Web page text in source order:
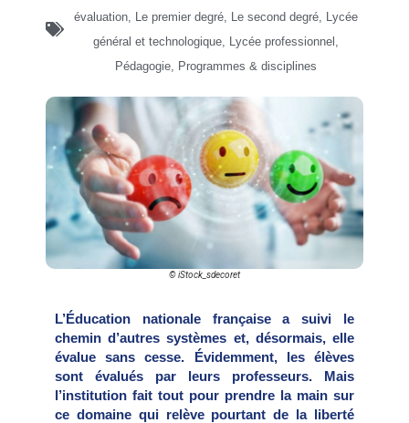
évaluation, Le premier degré, Le second degré, Lycée
général et technologique, Lycée professionnel ,
Pédagogie, Programmes & disciplines
© iStock_sdecoret
L’Éducation nationale française a suivi le
chemin d’autres systèmes et, désormais, elle
évalue sans cesse. Évidemment, les élèves
sont évalués par leurs professeurs. Mais
l’institution fait tout pour prendre la main sur
ce domaine qui relève pourtant de la liberté